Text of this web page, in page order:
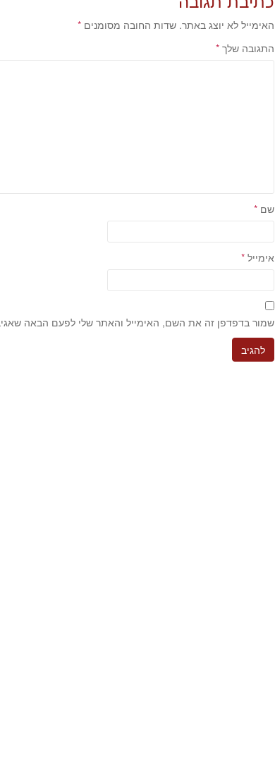
האימייל לא יוצג באתר. שדות החובה מסומנים *
התגובה שלך *
שם *
אימייל *
שמור בדפדפן זה את השם, האימייל והאתר שלי לפעם הבאה